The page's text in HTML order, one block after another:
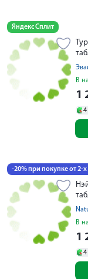
Яндекс Сплит
В
1
4
-20% при покупке от 2-
В
1
4